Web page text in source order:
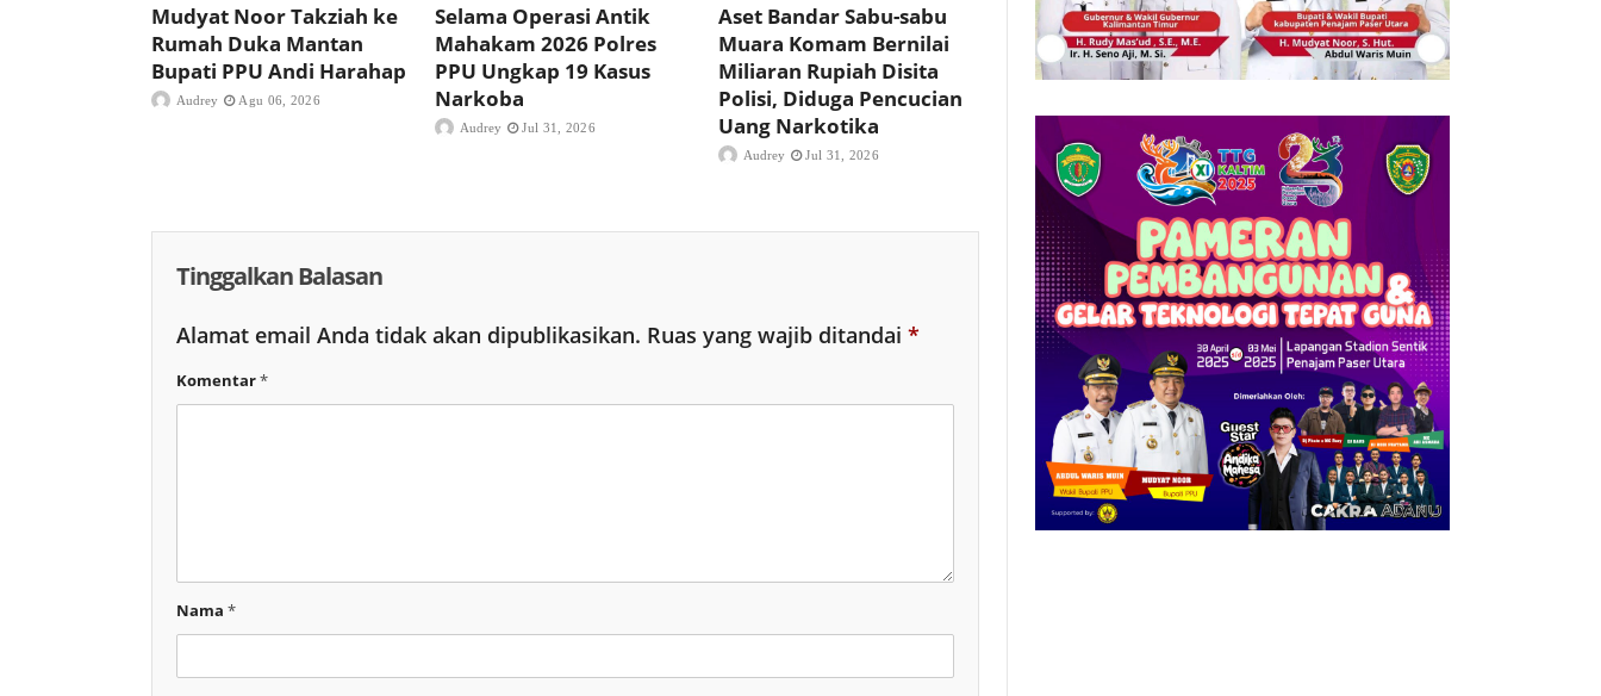
Mudyat Noor Takziah ke
Rumah Duka Mantan
Bupati PPU Andi Harahap
Audrey Agu 06, 2026
Selama Operasi Antik
Mahakam 2026 Polres
PPU Ungkap 19 Kasus
Narkoba
Audrey Jul 31, 2026
Aset Bandar Sabu-sabu
Muara Komam Bernilai
Miliaran Rupiah Disita
Polisi, Diduga Pencucian
Uang Narkotika
Audrey Jul 31, 2026
Tinggalkan Balasan
Alamat email Anda tidak akan dipublikasikan. Ruas yang wajib ditandai *
Komentar*
Nama *